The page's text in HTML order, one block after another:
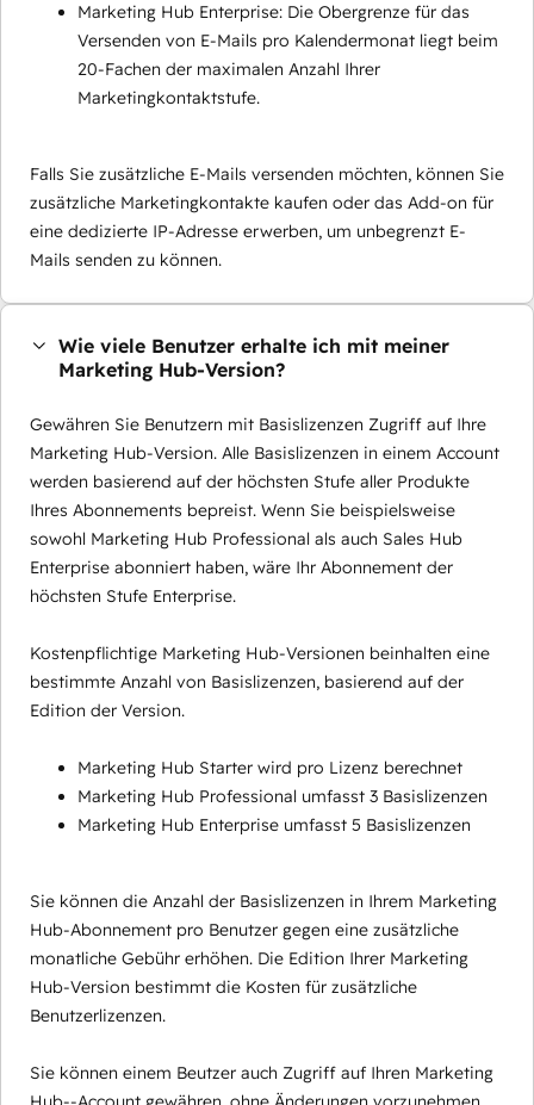
Marketing Hub Enterprise: Die Obergrenze für das
Versenden von E-Mails pro Kalendermonat liegt beim
20-Fachen der maximalen Anzahl Ihrer
Marketingkontaktstufe.
Falls Sie zusätzliche E-Mails versenden möchten, können Sie
zusätzliche Marketingkontakte kaufen oder das Add-on für
eine dedizierte IP-Adresse erwerben, um unbegrenzt E-
Mails senden zu können.
Wie viele Benutzer erhalte ich mit meiner
Marketing Hub-Version?
Gewähren Sie Benutzern mit Basislizenzen Zugriff auf Ihre
Marketing Hub-Version. Alle Basislizenzen in einem Account
werden basierend auf der höchsten Stufe aller Produkte
Ihres Abonnements bepreist. Wenn Sie beispielsweise
sowohl Marketing Hub Professional als auch Sales Hub
Enterprise abonniert haben, wäre Ihr Abonnement der
höchsten Stufe Enterprise.
Kostenpflichtige Marketing Hub-Versionen beinhalten eine
bestimmte Anzahl von Basislizenzen, basierend auf der
Edition der Version.
Marketing Hub Starter wird pro Lizenz berechnet
Marketing Hub Professional umfasst 3 Basislizenzen
Marketing Hub Enterprise umfasst 5 Basislizenzen
Sie können die Anzahl der Basislizenzen in Ihrem Marketing
Hub-Abonnement pro Benutzer gegen eine zusätzliche
monatliche Gebühr erhöhen. Die Edition Ihrer Marketing
Hub-Version bestimmt die Kosten für zusätzliche
Benutzerlizenzen.
Sie können einem Beutzer auch Zugriff auf Ihren Marketing